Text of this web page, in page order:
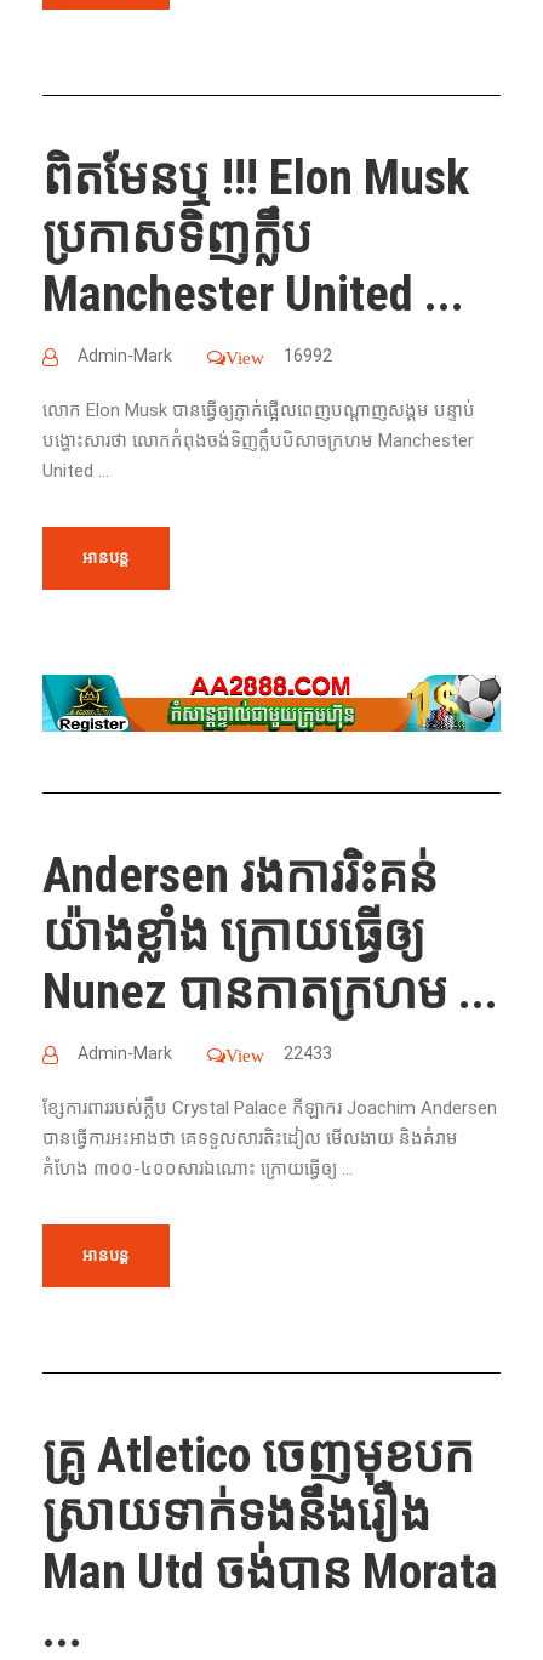
ពិតមែនឬ !!! Elon Musk
ប្រកាស​ទិញ​ក្លឹប
Manchester United ...
Admin-Mark View 16992
លោក Elon Musk បាន​ធ្វើ​ឲ្យ​ភ្ញាក់ផ្អើល​ពេញ​បណ្ដាញ​សង្គម បន្ទាប់​​​
បង្ហោះ​​សារ​ថា លោក​កំពុង​​ចង់ទិញ​ក្លឹប​បិសាចក្រហម Manchester
United ...
អានបន្ត
Andersen រងការរិះគន់
យ៉ាងខ្លាំង ក្រោយ​ធ្វើ​ឲ្យ​
Nunez បាន​កាត​ក្រហម​ ...
Admin-Mark View 22433
ខ្សែការពារ​របស់​ក្លឹប​ Crystal Palace កីឡាករ Joachim Andersen
បាន​ធ្វើ​ការ​អះអាង​ថា​ គេ​ទទួល​សារ​តិះដៀល​ មើល​ងាយ​ និង​គំរាម​
គំហែង​ ៣០០-៤០០សារ​ឯណោះ​ ក្រោយ​ធ្វើ​ឲ្យ​ ...
អានបន្ត
គ្រូ​ Atletico ចេញមុខបក
ស្រាយទាក់​ទង​នឹង​រឿង​
Man Utd ចង់​បាន​ Morata
...